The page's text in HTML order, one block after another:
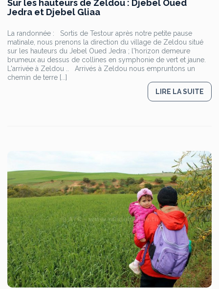
Sur les hauteurs de Zeldou : Djebel Oued
Jedra et Djebel Gliaa
La randonnée : Sortis de Testour après notre petite pause
matinale, nous prenons la direction du village de Zeldou situé
sur les hauteurs du Jebel Oued Jedra ; l'horizon demeure
brumeux au dessus de collines en symphonie de vert et jaune.
L'arrivée à Zeldou .. Arrivés à Zeldou nous empruntons un
chemin de terre [...]
LIRE LA SUITE